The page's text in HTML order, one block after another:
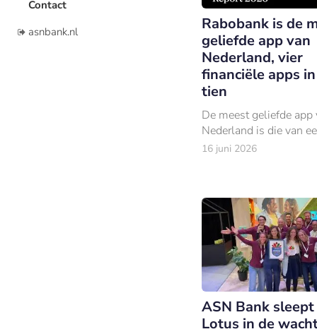
Contact
asnbank.nl
Rabobank is de
geliefde app van
Nederland, vier
financiële apps
tien
De meest geliefde app
Nederland is die van
16 juni 2026
ASN Bank
Lotus in de